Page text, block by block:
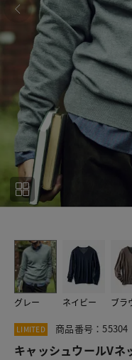
グレー ネイビー ブラ
LIMITED 商品番号：55304
キャッシュウールVネ
この商品をシェアする
キャッシュ